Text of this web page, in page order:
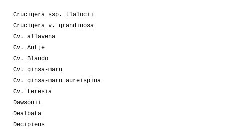
Crucigera ssp. tlalocii
Crucigera v. grandinosa
Cv. allavena
Cv. Antje
Cv. Blando
Cv. ginsa-maru
Cv. ginsa-maru aureispina
Cv. teresia
Dawsonii
Dealbata
Decipiens